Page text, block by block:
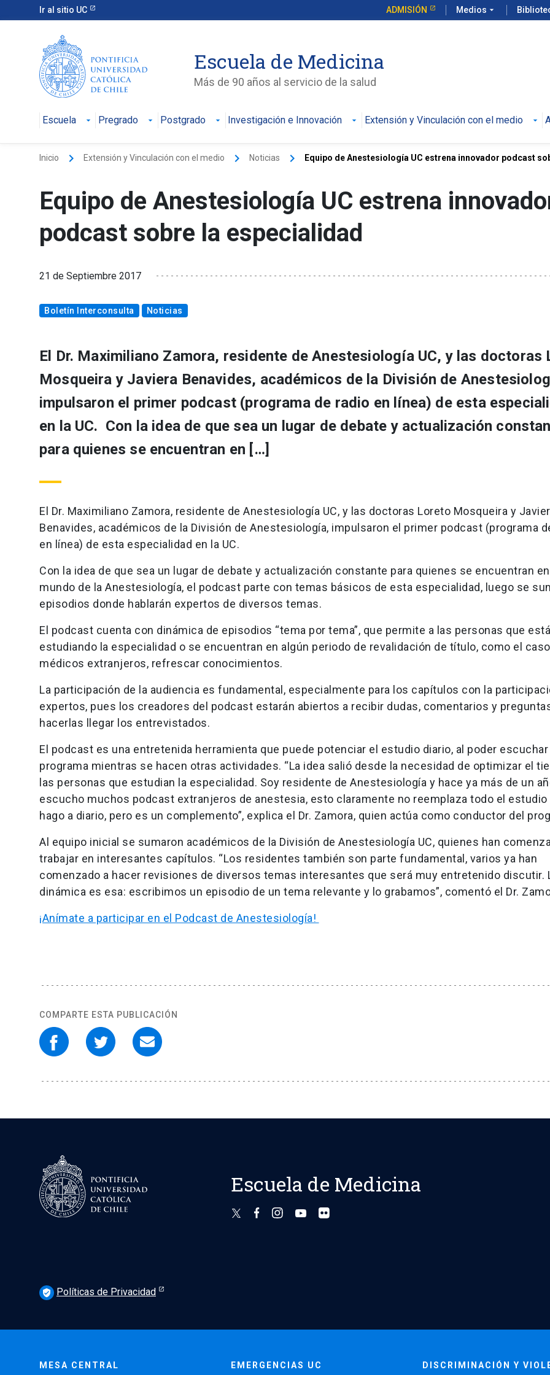
Ir al sitio UC ADMISIÓN Medios arrow_drop_down
Escuela de Medicina
Más de 90 años al servicio de la salud
Escuela Pregrado Postgrado Investigación e Innovación Extensión y Vinculación con el medio
Inicio keyboard_arrow_right Extensión y Vinculación con el medio keyboard_arrow_right Noticias keyboard_arrow_right Equipo de Anestesiología UC estrena innovador podcast
Equipo de Anestesiología UC estrena
podcast sobre la especialidad
21 de Septiembre 2017
Boletín Interconsulta Noticias
El Dr. Maximiliano Zamora, residente de Anestesiología UC, y las doctoras
Mosqueira y Javiera Benavides, académicos de la División de
impulsaron el primer podcast (programa de radio en línea) de esta
en la UC. Con la idea de que sea un lugar de debate y actualización
para quienes se encuentran en […]
El Dr. Maximiliano Zamora, residente de Anestesiología UC, y las doctoras Loreto Mosqueira y
Benavides, académicos de la División de Anestesiología, impulsaron el primer podcast (programa
en línea) de esta especialidad en la UC.
Con la idea de que sea un lugar de debate y actualización constante para quienes se encuentran
mundo de la Anestesiología, el podcast parte con temas básicos de esta especialidad, luego se
episodios donde hablarán expertos de diversos temas.
El podcast cuenta con dinámica de episodios “tema por tema”, que permite a las personas que
estudiando la especialidad o se encuentran en algún periodo de revalidación de título, como el
médicos extranjeros, refrescar conocimientos.
La participación de la audiencia es fundamental, especialmente para los capítulos con la
expertos, pues los creadores del podcast estarán abiertos a recibir dudas, comentarios y
hacerlas llegar los entrevistados.
El podcast es una entretenida herramienta que puede potenciar el estudio diario, al poder escuchar
programa mientras se hacen otras actividades. “La idea salió desde la necesidad de optimizar el
las personas que estudian la especialidad. Soy residente de Anestesiología y hace ya más de un
escucho muchos podcast extranjeros de anestesia, esto claramente no reemplaza todo el estudio
hago a diario, pero es un complemento”, explica el Dr. Zamora, quien actúa como conductor del
Al equipo inicial se sumaron académicos de la División de Anestesiología UC, quienes han
trabajar en interesantes capítulos. “Los residentes también son parte fundamental, varios ya han
comenzado a hacer revisiones de diversos temas interesantes que será muy entretenido discutir.
dinámica es esa: escribimos un episodio de un tema relevante y lo grabamos”, comentó el Dr.
¡Anímate a participar en el Podcast de Anestesiología!
COMPARTE ESTA PUBLICACIÓN
Escuela de Medicina
verified_user Políticas de Privacidad
MESA CENTRAL EMERGENCIAS UC DISCRIMINACIÓN Y